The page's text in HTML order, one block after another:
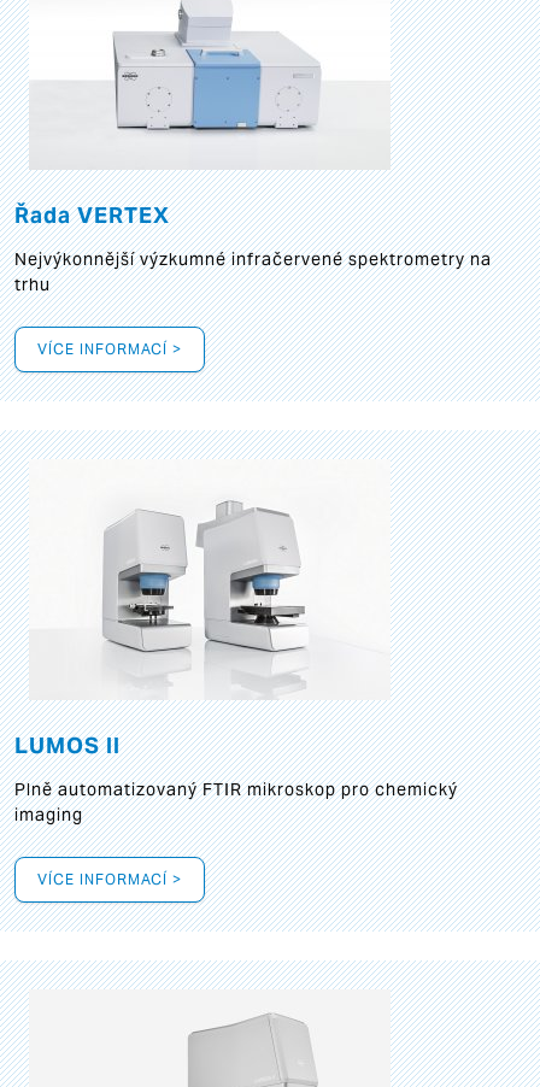
Řada VERTEX
Nejvýkonnější výzkumné infračervené spektrometry na
trhu
VÍCE INFORMACÍ >
LUMOS II
Plně automatizovaný FTIR mikroskop pro chemický
imaging
VÍCE INFORMACÍ >